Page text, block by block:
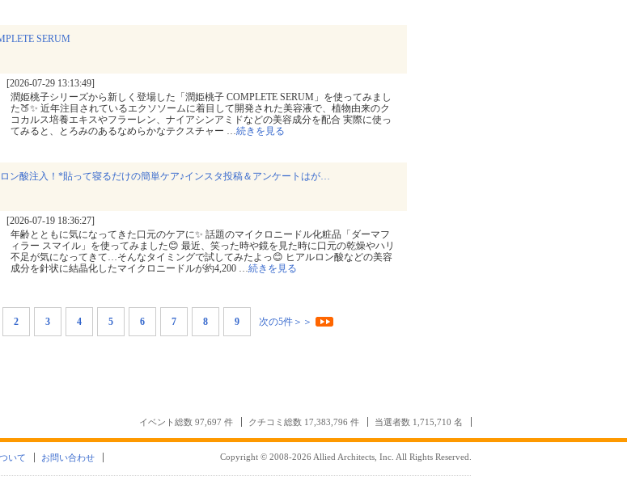
SERUM
[2026-07-29 13:13:49]
潤姫桃子シリーズから新しく登場した「潤姫桃子 COMPLETE SERUM」を使ってみまし
た🍑✨ 近年注目されているエクソソームに着目して開発された美容液で、植物由来のク
コカルス培養エキスやフラーレン、ナイアシンアミドなどの美容成分を配合 実際に使っ
てみると、とろみのあるなめらかなテクスチャー …続きを見る
ン酸注入！*貼って寝るだけの簡単ケア♪インスタ投稿＆アンケートはが…
[2026-07-19 18:36:27]
年齢とともに気になってきた口元のケアに✨ 話題のマイクロニードル化粧品「ダーマフ
ィラー スマイル」を使ってみました😊 最近、笑った時や鏡を見た時に口元の乾燥やハリ
不足が気になってきて…そんなタイミングで試してみたよっ😊 ヒアルロン酸などの美容
成分を針状に結晶化したマイクロニードルが約4,200 …続きを見る
2 3 4 5 6 7 8 9 次の5件＞＞
イベント総数 97,697 件 クチコミ総数 17,383,796 件 当選者数 1,715,710 名
いて お問い合わせ Copyright © 2008-2026 Allied Architects, Inc. All Rights Reserved.